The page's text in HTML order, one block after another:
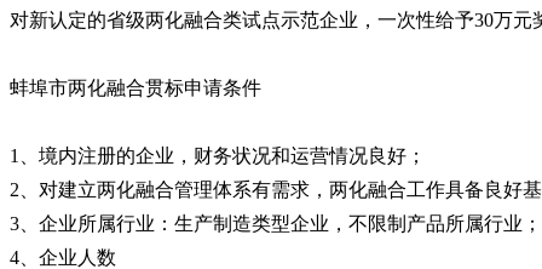
对新认定的省级两化融合类试点示范企业，一次性给予30万元
蚌埠市两化融合贯标申请条件
1、境内注册的企业，财务状况和运营情况良好；
2、对建立两化融合管理体系有需求，两化融合工作具备良好
3、企业所属行业：生产制造类型企业，不限制产品所属行业；
4、企业人数